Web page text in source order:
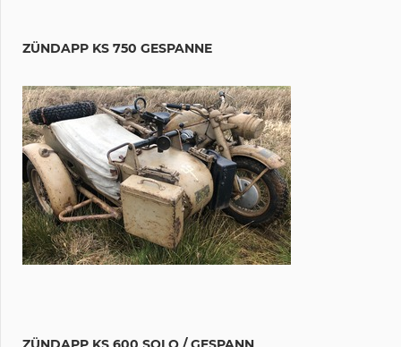
ZÜNDAPP KS 750 GESPANNE